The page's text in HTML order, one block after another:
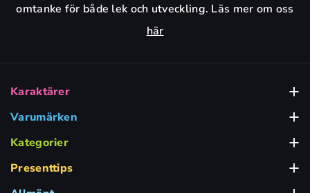
omtanke för både lek och utveckling. Läs mer om oss
här
Karaktärer
Babblarna
Bamse Leksaker
Barbie Leksaker
Varumärken
Alga
BRIO
Kategorier
Babyleksaker
Presenttips
Presenttips för 1-2 Åringar